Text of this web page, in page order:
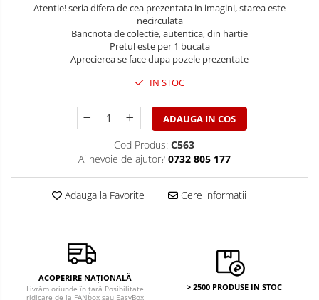
Atentie! seria difera de cea prezentata in imagini, starea este
necirculata
Bancnota de colectie, autentica, din hartie
Pretul este per 1 bucata
Aprecierea se face dupa pozele prezentate
IN STOC
ADAUGA IN COS
Cod Produs: C563
Ai nevoie de ajutor? 0732 805 177
Adauga la Favorite Cere informatii
ACOPERIRE NAȚIONALĂ
Livrăm oriunde în țară Posibilitate
ridicare de la FANbox sau EasyBox
> 2500 PRODUSE IN STOC